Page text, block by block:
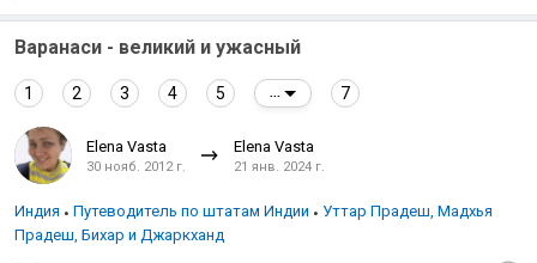
Варанаси - великий и ужасный
1 2 3 4 5 7
Elena Vasta
30 нояб. 2012 г.
Elena Vasta
21 янв. 2024 г.
Индия Путеводитель по штатам Индии
Уттар Прадеш, Мадхья
Прадеш, Бихар и Джаркханд